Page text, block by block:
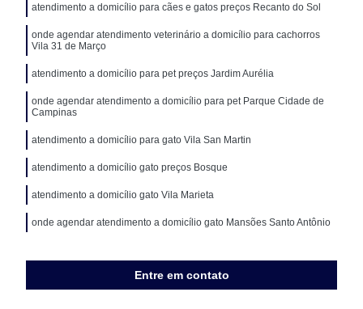
atendimento a domicílio para cães e gatos preços Recanto do Sol
onde agendar atendimento veterinário a domicílio para cachorros
Vila 31 de Março
atendimento a domicílio para pet preços Jardim Aurélia
onde agendar atendimento a domicílio para pet Parque Cidade de
Campinas
atendimento a domicílio para gato Vila San Martin
atendimento a domicílio gato preços Bosque
atendimento a domicílio gato Vila Marieta
onde agendar atendimento a domicílio gato Mansões Santo Antônio
Entre em contato